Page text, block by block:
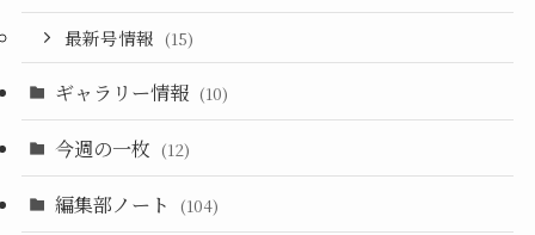
最新号情報 (15)
ギャラリー情報 (10)
今週の一枚 (12)
編集部ノート (104)